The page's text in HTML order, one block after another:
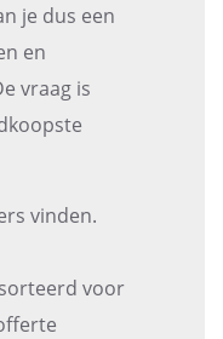
je dus een
en
vraag is
vinden.
voor